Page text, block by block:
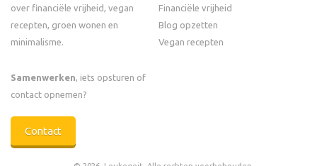
over financiële vrijheid, vegan
recepten, groen wonen en
minimalisme.
Samenwerken, iets opsturen of
contact opnemen?
Contact
Financiële vrijheid
Blog opzetten
Vegan recepten